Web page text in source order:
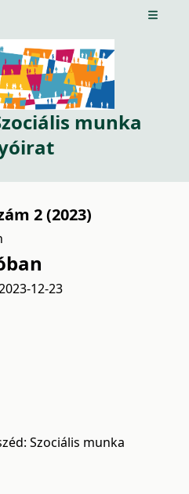
Open
munka
2 (2023)
12-23
Szociális munka